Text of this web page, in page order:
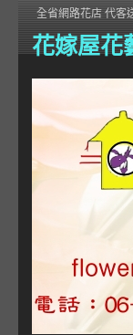
花嫁屋花
全省網路花店 代客